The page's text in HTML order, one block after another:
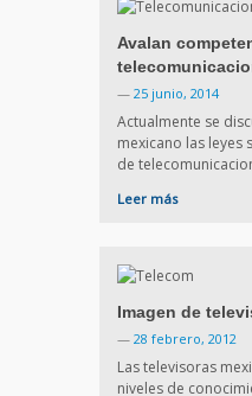
Avalan
— 25 junio, 2014
Actualmente se
mexicano las leyes
de
Leer más
Imagen de
— 28 febrero, 2012
Las televisoras
niveles de